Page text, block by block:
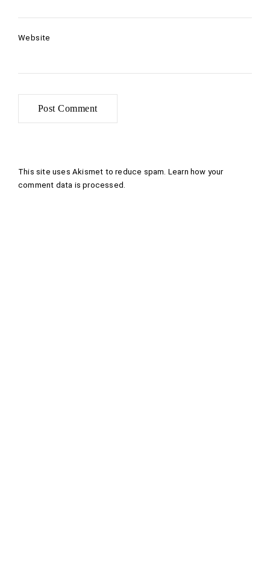
Website
This site uses Akismet to reduce spam. Learn how your
comment data is processed .